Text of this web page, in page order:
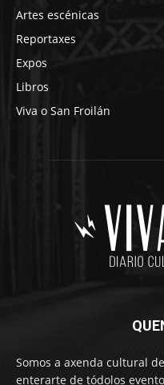
Artes escénicas
Reportaxes
Expos
Libros
Viva o San Froilán
Somos a axenda cultural
enterarte de tódolos